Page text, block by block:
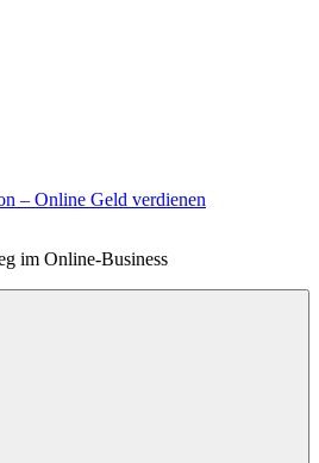
– Online Geld verdienen
im Online-Business